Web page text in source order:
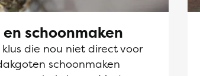
schoonmaken
die nou niet direct voor
schoonmaken